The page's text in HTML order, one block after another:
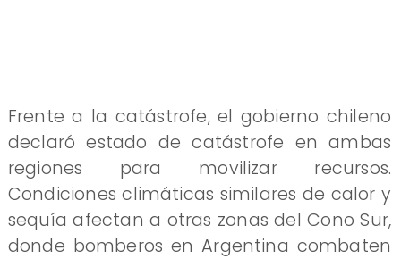
Frente a la catástrofe, el gobierno chileno
declaró estado de catástrofe en ambas
regiones para movilizar recursos.
Condiciones climáticas similares de calor y
sequía afectan a otras zonas del Cono Sur,
donde bomberos en Argentina combaten